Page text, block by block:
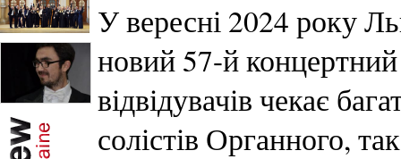
У вересні 2024 року
новий 57-й
відвідувачів чекає
солістів Органного,